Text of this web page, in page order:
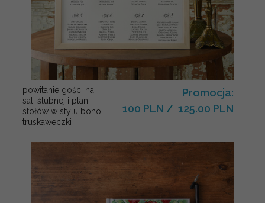
powitanie gości na
sali ślubnej i plan
stołów w stylu boho
truskaweczki
Promocja:
100 PLN / 125.00 PLN